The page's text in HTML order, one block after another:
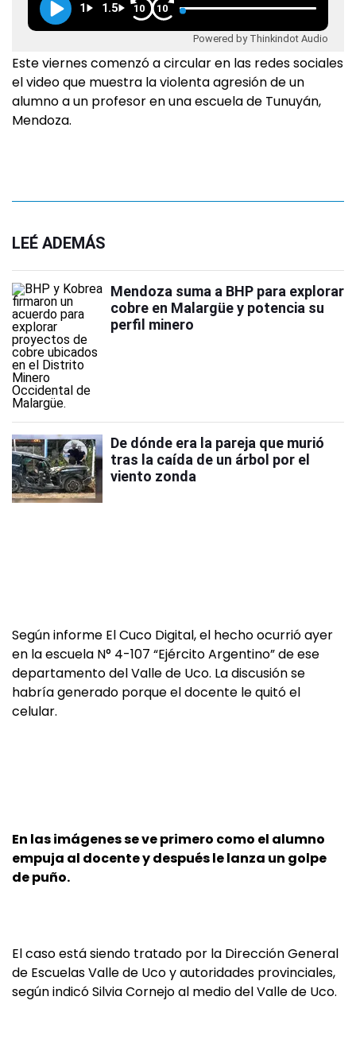
1 1.5 10 10
Powered by Thinkindot Audio
Este viernes comenzó a circular en las redes sociales
el video que muestra la violenta agresión de un
alumno a un profesor en una escuela de Tunuyán,
Mendoza.
LEÉ ADEMÁS
Mendoza suma a BHP para explorar
cobre en Malargüe y potencia su
perfil minero
De dónde era la pareja que murió
tras la caída de un árbol por el
viento zonda
Según informe El Cuco Digital, el hecho ocurrió ayer
en la escuela N° 4-107 “Ejército Argentino” de ese
departamento del Valle de Uco. La discusión se
habría generado porque el docente le quitó el
celular.
En las imágenes se ve primero como el alumno
empuja al docente y después le lanza un golpe
de puño.
El caso está siendo tratado por la Dirección General
de Escuelas Valle de Uco y autoridades provinciales,
según indicó Silvia Cornejo al medio del Valle de Uco.